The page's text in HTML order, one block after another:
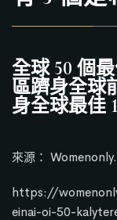
全球 50 個
區躋身全球
身全球最佳
來源：
https://
einai-oi-50-